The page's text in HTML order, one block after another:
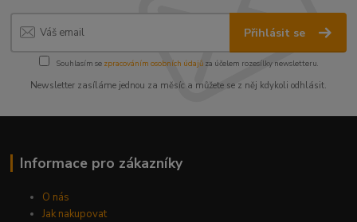
Přihlásit se
Souhlasím se zpracováním osobních údajůza účelem rozesílky newsletteru.
Newsletter zasíláme jednou za měsíc a můžete se z něj kdykoli odhlásit.
Informace pro zákazníky
O nás
Jak nakupovat